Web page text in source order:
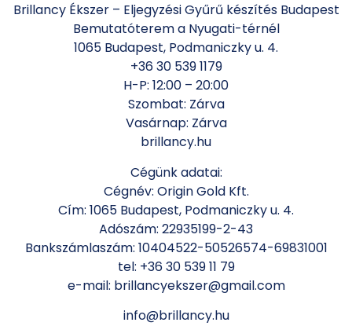
Brillancy Ékszer – Eljegyzési Gyűrű készítés Budapest
Bemutatóterem a Nyugati-térnél
1065 Budapest, Podmaniczky u. 4.
+36 30 539 1179
H-P: 12:00 – 20:00
Szombat: Zárva
Vasárnap: Zárva
brillancy.hu
Cégünk adatai:
Cégnév: Origin Gold Kft.
Cím: 1065 Budapest, Podmaniczky u. 4.
Adószám: 22935199-2-43
Bankszámlaszám: 10404522-50526574-69831001
tel: +36 30 539 11 79
e-mail: brillancyekszer@gmail.com
info@brillancy.hu